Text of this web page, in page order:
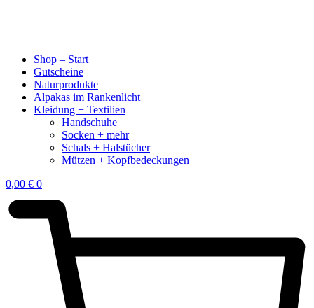
Shop – Start
Gutscheine
Naturprodukte
Alpakas im Rankenlicht
Kleidung + Textilien
Handschuhe
Socken + mehr
Schals + Halstücher
Mützen + Kopfbedeckungen
0,00 € 0